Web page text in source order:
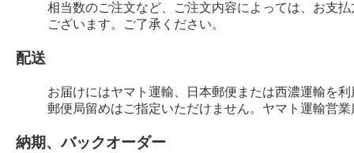
相当数のご注文など、ご注文内容によっては、お支
ございます。ご了承ください。
配送
お届けにはヤマト運輸、日本郵便または西濃運輸を
郵便局留めはご指定いただけません。ヤマト運輸営
納期、バックオーダー